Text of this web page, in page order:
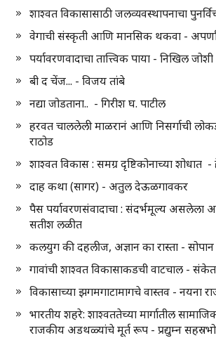
शाश्वत विकासासाठी जलव्यवस्थापनाचा
वेगाची संस्कृती आणि मानसिक थकवा - अपर्णा
पर्यावरणवादाचा तात्त्विक पाया - निखिल जोशी
बी द चेंज... - विजय तांबे
नद्या जोडताना.. - गिरीश घ. पाटील
हरवत चाललेली माळरानं आणि निसर्गाची
राठोड
शाश्वत विकास : समग्र दृष्टिकोनाच्या शोधात -
दाह कथा (सागर) - अतुल देऊळगावकर
पैस पर्यावरणसंवादाचा : संदर्भमूल्य असलेला
सतीश लळीत
कलयुग की दहलीज, अज्ञान का रास्ता -
गावांची शाश्वत विकासाकडची वाटचाल -
विकासाच्या झगमगाटामागचे वास्तव - नयना
भारतीय शहरे: शाश्वततेच्या मार्गातील
राजकीय अडथळ्यांचे मूर्त रूप - प्रद्युम्न